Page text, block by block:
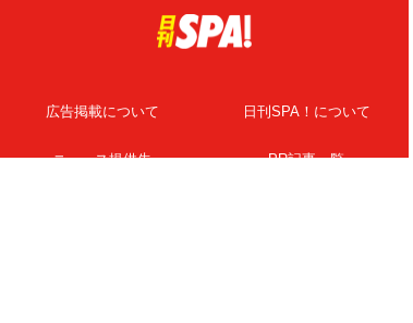
広告掲載について 日刊SPA！について
ニュース提供先 PR記事一覧